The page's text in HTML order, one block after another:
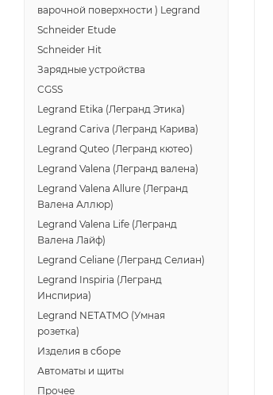
варочной поверхности ) Legrand
Schneider Etude
Schneider Hit
Зарядные устройства
CGSS
Legrand Etika (Легранд Этика)
Legrand Cariva (Легранд Карива)
Legrand Quteo (Легранд кютео)
Legrand Valena (Легранд валена)
Legrand Valena Allure (Легранд
Валена Аллюр)
Legrand Valena Life (Легранд
Валена Лайф)
Legrand Celiane (Легранд Селиан)
Legrand Inspiria (Легранд
Инспириа)
Legrand NETATMO (Умная
розетка)
Изделия в сборе
Автоматы и щиты
Прочее